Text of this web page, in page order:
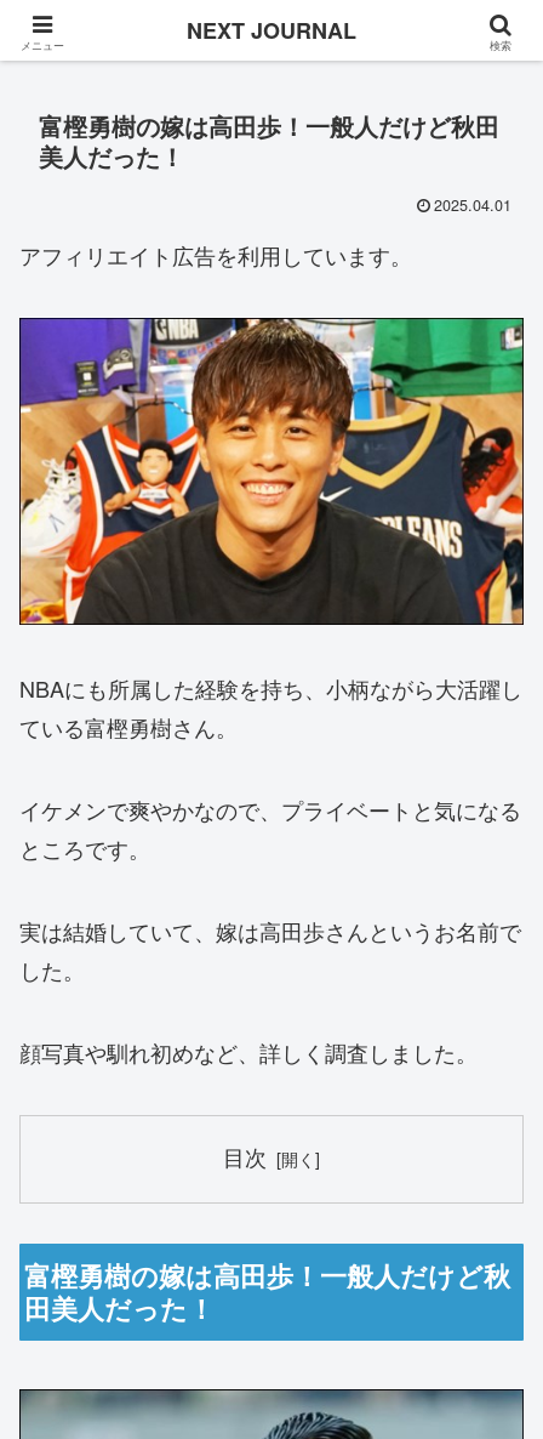
Once in a while
富樫勇樹の嫁は高田歩！一般人だけど秋田
美人だった！
2025.04.01
アフィリエイト広告を利用しています。
NBAにも所属した経験を持ち、小柄ながら大活躍し
ている富樫勇樹さん。
イケメンで爽やかなので、プライベートと気になる
ところです。
実は結婚していて、嫁は高田歩さんというお名前で
した。
顔写真や馴れ初めなど、詳しく調査しました。
目次
富樫勇樹の嫁は高田歩！一般人だけど秋
田美人だった！
メニュー NEXT JOURNAL 検索